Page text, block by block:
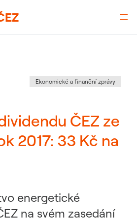
Kategorie:
Ekonomické a finanční zprávy
ČEZ ze
2017: 33 Kč na
energetické
na svém zasedání